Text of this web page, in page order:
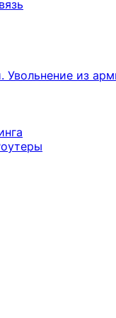
Увольнение из